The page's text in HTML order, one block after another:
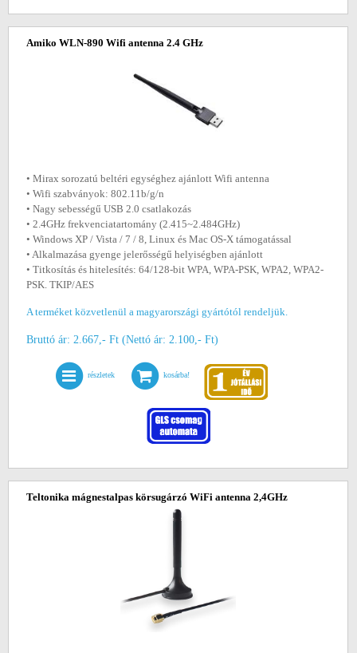
Amiko WLN-890 Wifi antenna 2.4 GHz
• Mirax sorozatú beltéri egységhez ajánlott Wifi antenna
• Wifi szabványok: 802.11b/g/n
• Nagy sebességű USB 2.0 csatlakozás
• 2.4GHz frekvenciatartomány (2.415~2.484GHz)
• Windows XP / Vista / 7 / 8, Linux és Mac OS-X támogatással
• Alkalmazása gyenge jelerősségű helyiségben ajánlott
• Titkosítás és hitelesítés: 64/128-bit WPA, WPA-PSK, WPA2, WPA2-
PSK. TKIP/AES
A terméket közvetlenül a magyarországi gyártótól rendeljük.
Bruttó ár: 2.667,- Ft (Nettó ár: 2.100,- Ft)
részletek kosárba!
Teltonika mágnestalpas körsugárzó WiFi antenna 2,4GHz